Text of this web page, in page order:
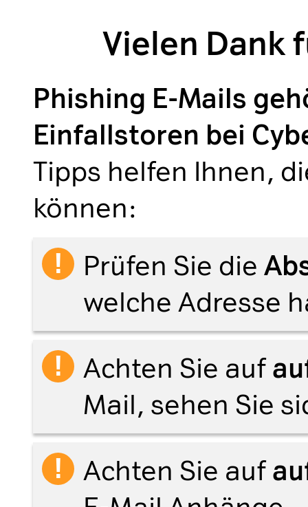
Vielen Dank
Phishing E-Mails
Einfallstoren bei
Tipps helfen Ihnen,
können:
Prüfen Sie die
welche Adresse
Achten Sie auf
Mail, sehen Sie
Achten Sie auf